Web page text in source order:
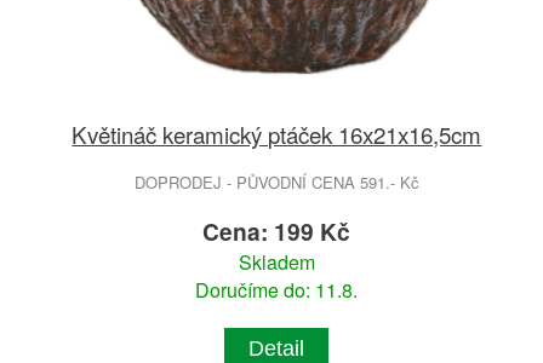
Květináč keramický ptáček 16x21x16,5cm
DOPRODEJ - PŮVODNÍ CENA 591.- Kč
Cena: 199 Kč
Skladem
Doručíme do: 11.8.
Detail